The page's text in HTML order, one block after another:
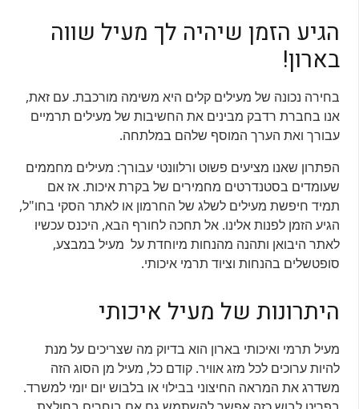
הגיע הזמן שיהיה לך מעיל שווה
בארון!
בחירה נכונה של מעילים קלים היא משימה מורכבת. עם זאת,
אנו בחברת רדבק מבינים את החשיבות של מעילים תרמיים
עבורך ואת הערך המוסף שלהם במלתחה.
הפתרון שאנו מציעים פשוט ורלוונטי עבורך: מעילים מחממים
שעומדים בסטנדרטים מחמירים של בקרת איכות. אז אם
תמיד חיפשת מעילים לשלג של החרמון או לאתר הסקי בחו"ל,
הגיע הזמן לפנות אלינו. אל תחכה לחורף הבא, היכנס עכשיו
לאתר היבואן ותהנה מהנחות מיוחדת על מעיל במבצע,
סופטשלים בהנחות וציוד תרמי איכותי.
היתרונות של מעיל איכותי
מעיל תרמי ואיכותי בארון הוא בדיוק מה שצריכים על מנת
להיות ערוכים לכל מזג אוויר. קודם כל, מעיל מן הסוג הזה
משדרג את המראה החיצוני בבילוי או בלבוש יום יומי למשרד.